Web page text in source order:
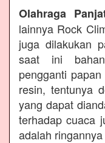
Olahraga
lainnya Rock
juga dilakukan
saat ini
pengganti
resin, tentunya
yang dapat
terhadap cuaca
adalah